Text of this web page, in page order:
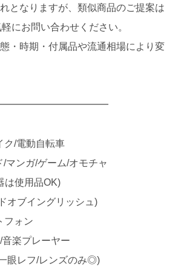
となりますが、類似商品のご提案は
にお問い合わせください。
・時期・付属品や流通相場により変
ク/電動自転車
/マンガ/ゲーム/オモチャ
は使用品OK)
オブイングリッシュ)
フォン
音楽プレーヤー
眼レフ/レンズのみ◎)